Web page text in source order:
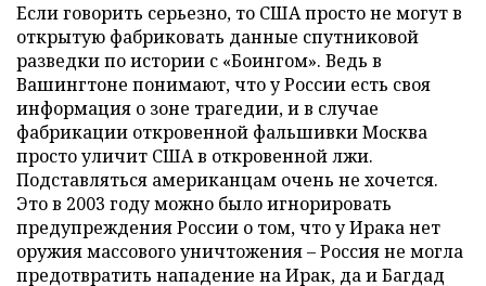
Если говорить серьезно, то США просто не могут в
открытую фабриковать данные спутниковой
разведки по истории с «Боингом». Ведь в
Вашингтоне понимают, что у России есть своя
информация о зоне трагедии, и в случае
фабрикации откровенной фальшивки Москва
просто уличит США в откровенной лжи.
Подставляться американцам очень не хочется.
Это в 2003 году можно было игнорировать
предупреждения России о том, что у Ирака нет
оружия массового уничтожения – Россия не могла
предотвратить нападение на Ирак, да и Багдад